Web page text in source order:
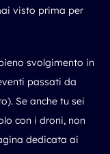
visto prima per
svolgimento in
passati da
Se anche tu sei
con i droni, non
dedicata ai